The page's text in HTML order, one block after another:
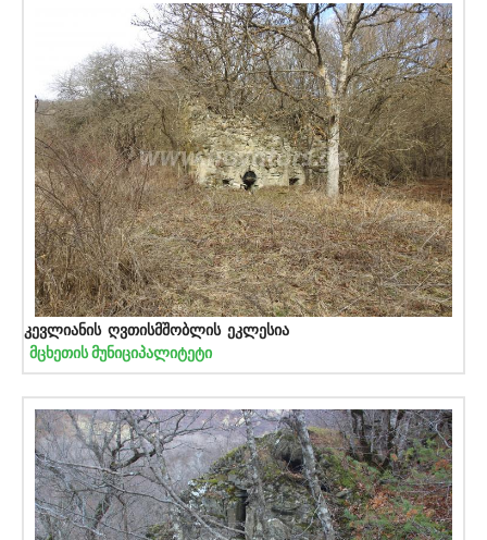
კევლიანის ღვთისმშობლის ეკლესია
მცხეთის მუნიციპალიტეტი